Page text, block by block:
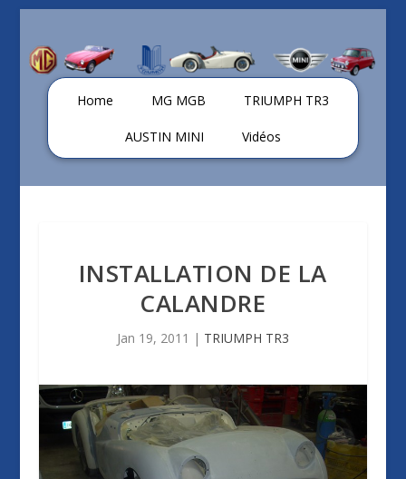
Home MG MGB TRIUMPH TR3
AUSTIN MINI Vidéos
INSTALLATION DE LA
CALANDRE
Jan 19, 2011 | TRIUMPH TR3